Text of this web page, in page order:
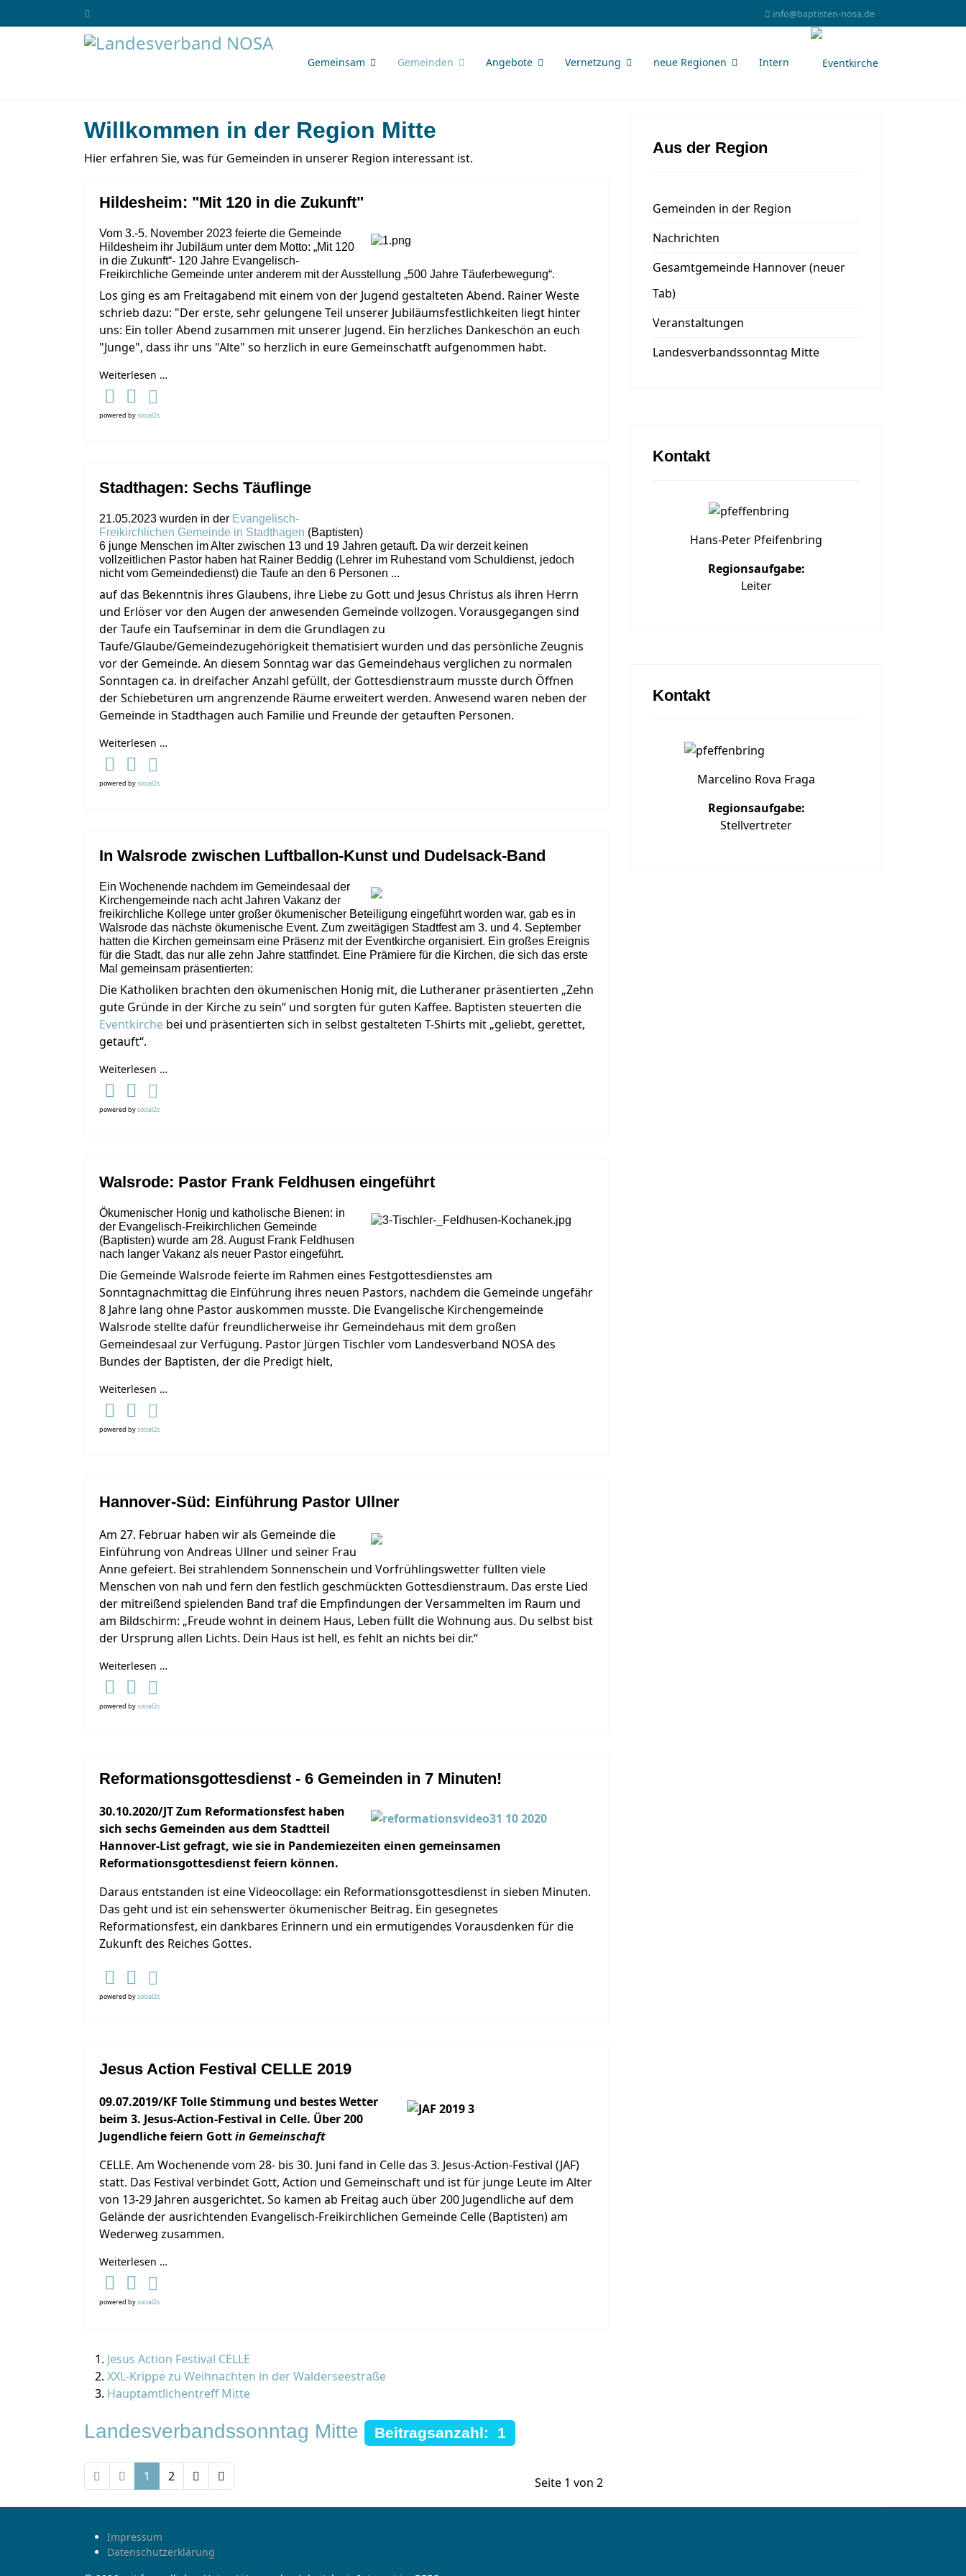
info@baptisten-nosa.de
Gemeinsam Gemeinden Angebote Vernetzung neue Regionen Intern
Willkommen in der Region Mitte
Hier erfahren Sie, was für Gemeinden in unserer Region interessant ist.
Hildesheim: "Mit 120 in die Zukunft"
Vom 3.-5. November 2023 feierte die Gemeinde
Hildesheim ihr Jubiläum unter dem Motto: „Mit 120
in die Zukunft“- 120 Jahre Evangelisch-
Freikirchliche Gemeinde unter anderem mit der Ausstellung „500 Jahre Täuferbewegung“.
Los ging es am Freitagabend mit einem von der Jugend gestalteten Abend. Rainer Weste
schrieb dazu: "Der erste, sehr gelungene Teil unserer Jubiläumsfestlichkeiten liegt hinter
uns: Ein toller Abend zusammen mit unserer Jugend. Ein herzliches Dankeschön an euch
"Junge", dass ihr uns "Alte" so herzlich in eure Gemeinschatft aufgenommen habt.
Weiterlesen …
powered bysocial2s
Stadthagen: Sechs Täuflinge
21.05.2023 wurden in der Evangelisch-
Freikirchlichen Gemeinde in Stadthagen (Baptisten)
6 junge Menschen im Alter zwischen 13 und 19 Jahren getauft. Da wir derzeit keinen
vollzeitlichen Pastor haben hat Rainer Beddig (Lehrer im Ruhestand vom Schuldienst, jedoch
nicht vom Gemeindedienst) die Taufe an den 6 Personen ...
auf das Bekenntnis ihres Glaubens, ihre Liebe zu Gott und Jesus Christus als ihren Herrn
und Erlöser vor den Augen der anwesenden Gemeinde vollzogen. Vorausgegangen sind
der Taufe ein Taufseminar in dem die Grundlagen zu
Taufe/Glaube/Gemeindezugehörigkeit thematisiert wurden und das persönliche Zeugnis
vor der Gemeinde. An diesem Sonntag war das Gemeindehaus verglichen zu normalen
Sonntagen ca. in dreifacher Anzahl gefüllt, der Gottesdienstraum musste durch Öffnen
der Schiebetüren um angrenzende Räume erweitert werden. Anwesend waren neben der
Gemeinde in Stadthagen auch Familie und Freunde der getauften Personen.
Weiterlesen …
powered bysocial2s
In Walsrode zwischen Luftballon-Kunst und Dudelsack-Band
Ein Wochenende nachdem im Gemeindesaal der
Kirchengemeinde nach acht Jahren Vakanz der
freikirchliche Kollege unter großer ökumenischer Beteiligung eingeführt worden war, gab es in
Walsrode das nächste ökumenische Event. Zum zweitägigen Stadtfest am 3. und 4. September
hatten die Kirchen gemeinsam eine Präsenz mit der Eventkirche organisiert. Ein großes Ereignis
für die Stadt, das nur alle zehn Jahre stattfindet. Eine Prämiere für die Kirchen, die sich das erste
Mal gemeinsam präsentierten:
Die Katholiken brachten den ökumenischen Honig mit, die Lutheraner präsentierten „Zehn
gute Gründe in der Kirche zu sein“ und sorgten für guten Kaffee. Baptisten steuerten die
Eventkirche bei und präsentierten sich in selbst gestalteten T-Shirts mit „geliebt, gerettet,
getauft“.
Weiterlesen …
powered bysocial2s
Walsrode: Pastor Frank Feldhusen eingeführt
Ökumenischer Honig und katholische Bienen: in
der Evangelisch-Freikirchlichen Gemeinde
(Baptisten) wurde am 28. August Frank Feldhusen
nach langer Vakanz als neuer Pastor eingeführt.
Die Gemeinde Walsrode feierte im Rahmen eines Festgottesdienstes am
Sonntagnachmittag die Einführung ihres neuen Pastors, nachdem die Gemeinde ungefähr
8 Jahre lang ohne Pastor auskommen musste. Die Evangelische Kirchengemeinde
Walsrode stellte dafür freundlicherweise ihr Gemeindehaus mit dem großen
Gemeindesaal zur Verfügung. Pastor Jürgen Tischler vom Landesverband NOSA des
Bundes der Baptisten, der die Predigt hielt,
Weiterlesen …
powered bysocial2s
Hannover-Süd: Einführung Pastor Ullner
Am 27. Februar haben wir als Gemeinde die
Einführung von Andreas Ullner und seiner Frau
Anne gefeiert. Bei strahlendem Sonnenschein und Vorfrühlingswetter füllten viele
Menschen von nah und fern den festlich geschmückten Gottesdienstraum. Das erste Lied
der mitreißend spielenden Band traf die Empfindungen der Versammelten im Raum und
am Bildschirm: „Freude wohnt in deinem Haus, Leben füllt die Wohnung aus. Du selbst bist
der Ursprung allen Lichts. Dein Haus ist hell, es fehlt an nichts bei dir.“
Weiterlesen …
powered bysocial2s
Reformationsgottesdienst - 6 Gemeinden in 7 Minuten!
30.10.2020/JT Zum Reformationsfest haben
sich sechs Gemeinden aus dem Stadtteil
Hannover-List gefragt, wie sie in Pandemiezeiten einen gemeinsamen
Reformationsgottesdienst feiern können.
Daraus entstanden ist eine Videocollage: ein Reformationsgottesdienst in sieben Minuten.
Das geht und ist ein sehenswerter ökumenischer Beitrag. Ein gesegnetes
Reformationsfest, ein dankbares Erinnern und ein ermutigendes Vorausdenken für die
Zukunft des Reiches Gottes.
powered bysocial2s
Jesus Action Festival CELLE 2019
09.07.2019/KF Tolle Stimmung und bestes Wetter
beim 3. Jesus-Action-Festival in Celle. Über 200
Jugendliche feiern Gottin Gemeinschaft
CELLE. Am Wochenende vom 28- bis 30. Juni fand in Celle das 3. Jesus-Action-Festival (JAF)
statt. Das Festival verbindet Gott, Action und Gemeinschaft und ist für junge Leute im Alter
von 13-29 Jahren ausgerichtet. So kamen ab Freitag auch über 200 Jugendliche auf dem
Gelände der ausrichtenden Evangelisch-Freikirchlichen Gemeinde Celle (Baptisten) am
Wederweg zusammen.
Weiterlesen …
powered bysocial2s
Jesus Action Festival CELLE
XXL-Krippe zu Weihnachten in der Walderseestraße
Hauptamtlichentreff Mitte
Landesverbandssonntag Mitte Beitragsanzahl: 1
Seite 1 von 2
1 2
Aus der Region
Gemeinden in der Region
Nachrichten
Gesamtgemeinde Hannover (neuer
Tab)
Veranstaltungen
Landesverbandssonntag Mitte
Kontakt
Hans-Peter Pfeifenbring
Regionsaufgabe:
Leiter
Kontakt
Marcelino Rova Fraga
Regionsaufgabe:
Stellvertreter
Impressum
Datenschutzerklärung